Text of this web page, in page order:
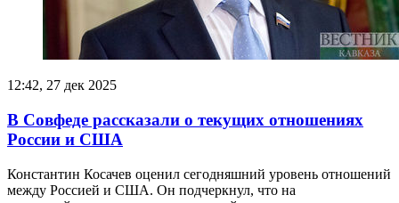
12:42, 27 дек 2025
В Совфеде рассказали о текущих отношениях
России и США
Константин Косачев оценил сегодняшний уровень отношений
между Россией и США. Он подчеркнул, что на